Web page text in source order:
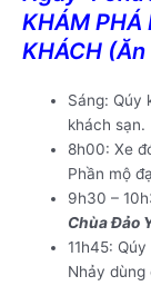
KHÁM PHÁ
KHÁCH
Sáng: Qúy
khách sạn.
8h00: Xe
Phần mộ
9h30 –
Chùa Đảo
11h45:
Nhảy